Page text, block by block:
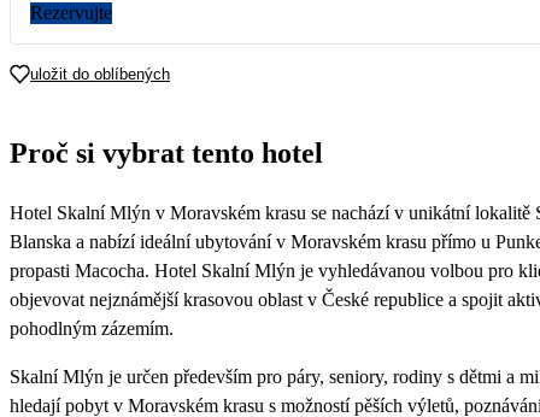
2 710 2 710 2
24 25 26
31
2 710
Rezervujte
uložit do oblíbených
Proč si vybrat tento hotel
Hotel Skalní Mlýn v Moravském krasu se nachází v unikátní lokalitě
Blanska a nabízí ideální ubytování v Moravském krasu přímo u
propasti Macocha. Hotel Skalní Mlýn je vyhledávanou volbou pro
objevovat nejznámější krasovou oblast v České republice a spojit
pohodlným zázemím.
Skalní Mlýn je určen především pro páry, seniory, rodiny s dětmi a
hledají pobyt v Moravském krasu s možností pěších výletů,